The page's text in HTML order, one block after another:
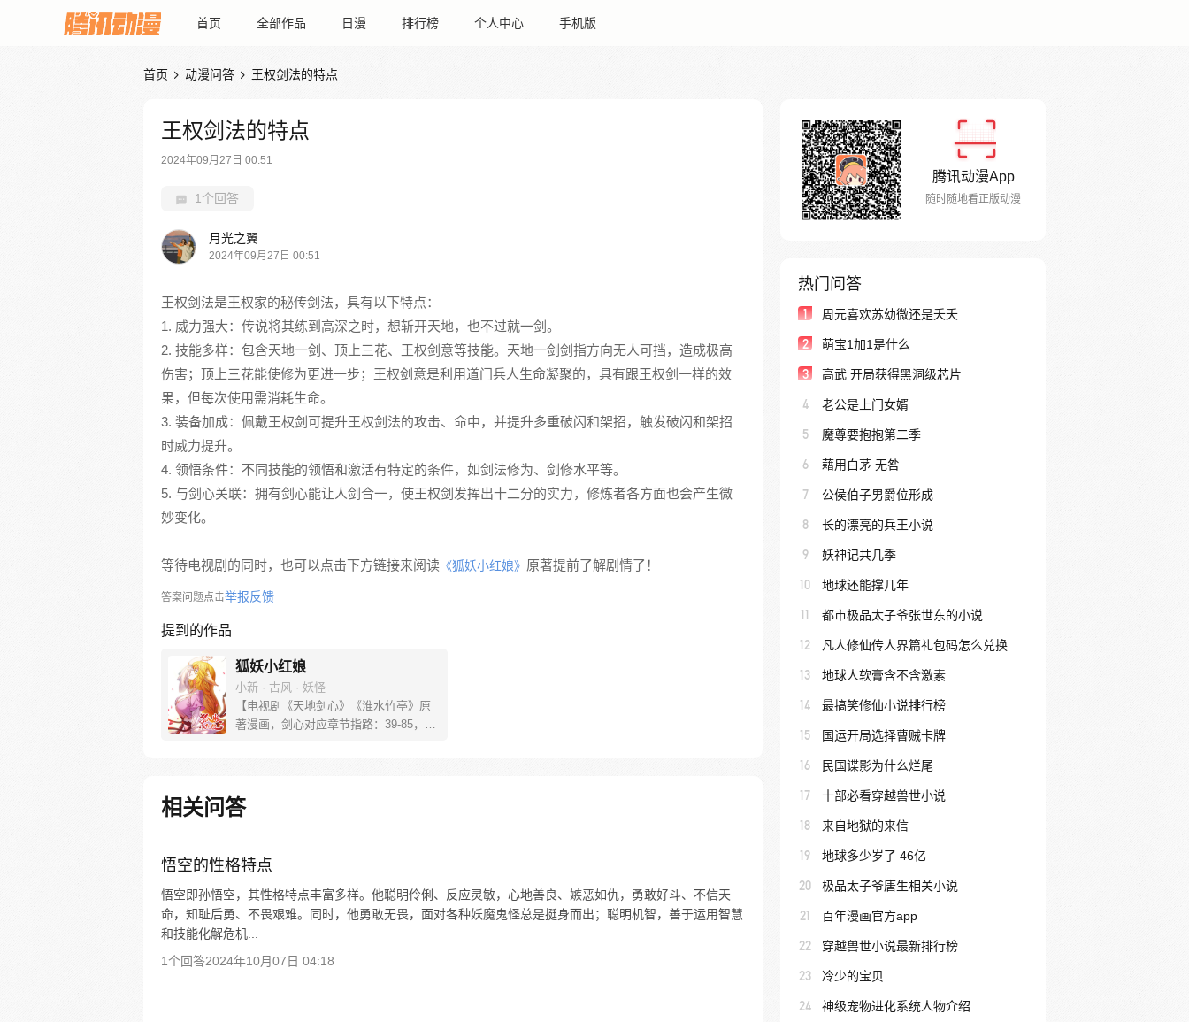
首页 全部作品 日漫 排行榜 个人中心 手机版
首页  动漫问答  王权剑法的特点
王权剑法的特点
2024年09月27日 00:51
1个回答
月光之翼
2024年09月27日 00:51
王权剑法是王权家的秘传剑法，具有以下特点：
1. 威力强大：传说将其练到高深之时，想斩开天地，也不过就一剑。
2. 技能多样：包含天地一剑、顶上三花、王权剑意等技能。天地一剑剑指方向无人可挡，造成极高
伤害；顶上三花能使修为更进一步；王权剑意是利用道门兵人生命凝聚的，具有跟王权剑一样的效
果，但每次使用需消耗生命。
3. 装备加成：佩戴王权剑可提升王权剑法的攻击、命中，并提升多重破闪和架招，触发破闪和架招
时威力提升。
4. 领悟条件：不同技能的领悟和激活有特定的条件，如剑法修为、剑修水平等。
5. 与剑心关联：拥有剑心能让人剑合一，使王权剑发挥出十二分的实力，修炼者各方面也会产生微
妙变化。
等待电视剧的同时，也可以点击下方链接来阅读 《狐妖小红娘》 原著提前了解剧情了！
答案问题点击举报反馈
提到的作品
狐妖小红娘
小新 · 古风 · 妖怪
【电视剧《天地剑心》《淮水竹亭》原
著漫画，剑心对应章节指路：39-85，淮
新。）
相关问答
悟空的性格特点
悟空即孙悟空，其性格特点丰富多样。他聪明伶俐、反应灵敏，心地善良、嫉恶如仇，勇敢好斗、不信天
命，知耻后勇、不畏艰难。同时，他勇敢无畏，面对各种妖魔鬼怪总是挺身而出；聪明机智，善于运用智慧
和技能化解危机...
1个回答2024年10月07日 04:18
腾讯动漫App
随时随地看正版动漫
热门问答
1 周元喜欢苏幼微还是夭夭
2 萌宝1加1是什么
3 高武 开局获得黑洞级芯片
4 老公是上门女婿
5 魔尊要抱抱第二季
6 藉用白茅 无咎
7 公侯伯子男爵位形成
8 长的漂亮的兵王小说
9 妖神记共几季
10 地球还能撑几年
11 都市极品太子爷张世东的小说
12 凡人修仙传人界篇礼包码怎么兑换
13 地球人软膏含不含激素
14 最搞笑修仙小说排行榜
15 国运开局选择曹贼卡牌
16 民国谍影为什么烂尾
17 十部必看穿越兽世小说
18 来自地狱的来信
19 地球多少岁了 46亿
20 极品太子爷唐生相关小说
21 百年漫画官方app
22 穿越兽世小说最新排行榜
23 冷少的宝贝
24 神级宠物进化系统人物介绍